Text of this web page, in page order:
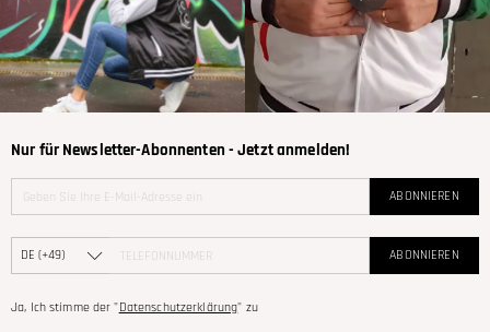
Nur für Newsletter-Abonnenten - Jetzt anmelden!
ABONNIEREN
ABONNIEREN
Ja, Ich stimme der "Datenschutzerklärung" zu